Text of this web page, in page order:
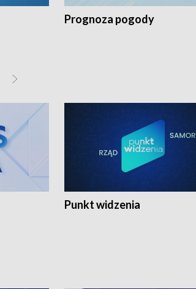
Prognoza pogody
Punkt widzenia